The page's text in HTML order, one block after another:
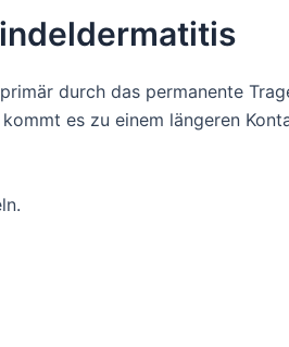
durch das permanente
es zu einem längeren